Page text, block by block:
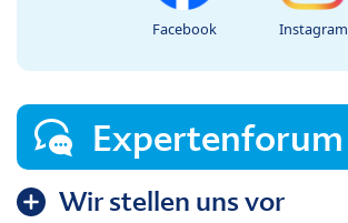
Facebook Instagram
Expertenforum
Wir stellen uns vor